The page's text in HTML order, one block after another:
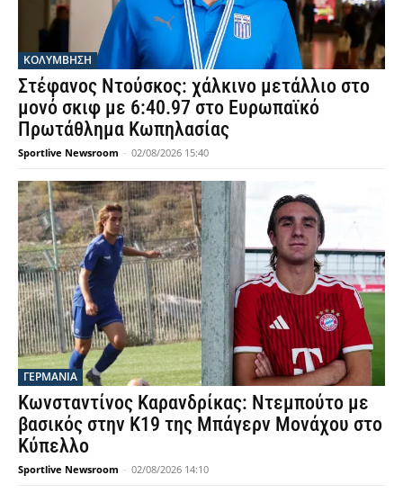
ΚΟΛΥΜΒΗΣΗ
Στέφανος Ντούσκος: χάλκινο μετάλλιο στο
μονό σκιφ με 6:40.97 στο Ευρωπαϊκό
Πρωτάθλημα Κωπηλασίας
Sportlive Newsroom - 02/08/2026 15:40
ΓΕΡΜΑΝΙΑ
Κωνσταντίνος Καρανδρίκας: Ντεμπούτο με
βασικός στην Κ19 της Μπάγερν Μονάχου στο
Κύπελλο
Sportlive Newsroom - 02/08/2026 14:10